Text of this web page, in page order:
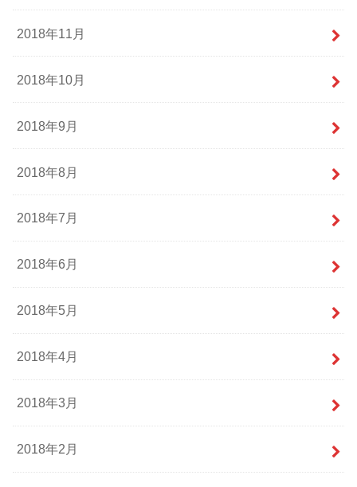
2018年11月
2018年10月
2018年9月
2018年8月
2018年7月
2018年6月
2018年5月
2018年4月
2018年3月
2018年2月